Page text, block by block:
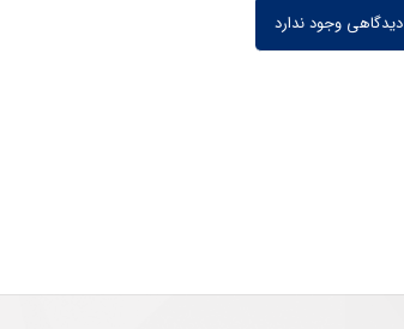
دیدگاهی وجود ندارد